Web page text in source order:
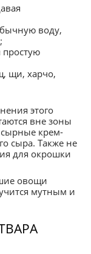
воду,
щи, харчо,
этого
вне зоны
сырные крем-
сыра. Также не
для окрошки
овощи
мутным и